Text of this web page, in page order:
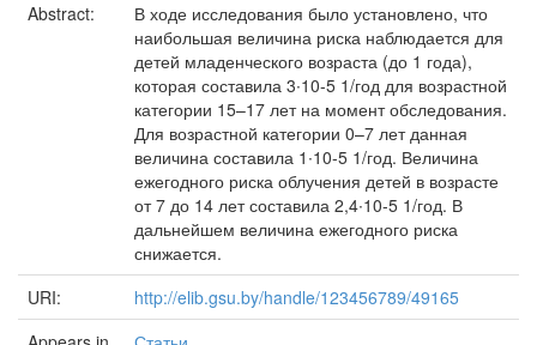
Abstract:
В ходе исследования было установлено, что
наибольшая величина риска наблюдается для
детей младенческого возраста (до 1 года),
которая составила 3∙10-5 1/год для возрастной
категории 15–17 лет на момент обследования.
Для возрастной категории 0–7 лет данная
величина составила 1∙10-5 1/год. Величина
ежегодного риска облучения детей в возрасте
от 7 до 14 лет составила 2,4∙10-5 1/год. В
дальнейшем величина ежегодного риска
снижается.
URI:
http://elib.gsu.by/handle/123456789/49165